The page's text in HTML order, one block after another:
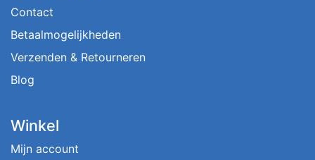
Contact
Betaalmogelijkheden
Verzenden & Retourneren
Blog
Winkel
Mijn account